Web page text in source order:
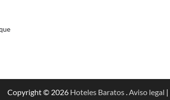
Copyright © 2026 Hoteles Baratos.Aviso legal |